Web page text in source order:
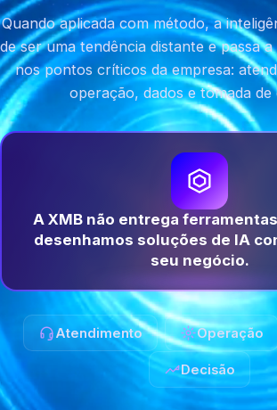
Quando aplicada com método, a
de ser uma tendência distante e passa
nos pontos críticos da empresa:
operação, dados e tomada de
A XMB não entrega
desenhamos soluções de IA
seu negócio.
Atendimento Operação
Decisão